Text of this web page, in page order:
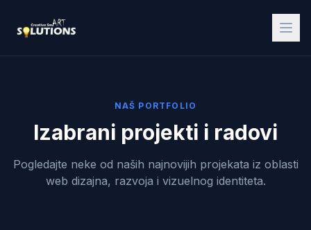
NAŠ PORTFOLIO
Izabrani projekti i radovi
Pogledajte neke od naših najnovijih projekata iz oblasti
web dizajna, razvoja i vizuelnog identiteta.